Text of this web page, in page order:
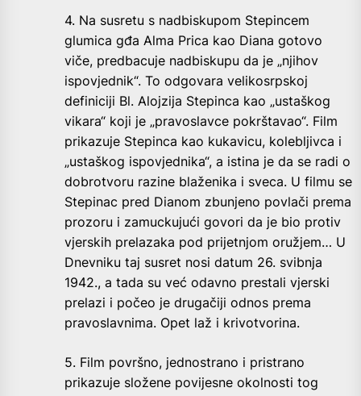
4. Na susretu s nadbiskupom Stepincem
glumica gđa Alma Prica kao Diana gotovo
viče, predbacuje nadbiskupu da je „njihov
ispovjednik“. To odgovara velikosrpskoj
definiciji Bl. Alojzija Stepinca kao „ustaškog
vikara“ koji je „pravoslavce pokrštavao“. Film
prikazuje Stepinca kao kukavicu, kolebljivca i
„ustaškog ispovjednika“, a istina je da se radi o
dobrotvoru razine blaženika i sveca. U filmu se
Stepinac pred Dianom zbunjeno povlači prema
prozoru i zamuckujući govori da je bio protiv
vjerskih prelazaka pod prijetnjom oružjem… U
Dnevniku taj susret nosi datum 26. svibnja
1942., a tada su već odavno prestali vjerski
prelazi i počeo je drugačiji odnos prema
pravoslavnima. Opet laž i krivotvorina.
5. Film površno, jednostrano i pristrano
prikazuje složene povijesne okolnosti tog